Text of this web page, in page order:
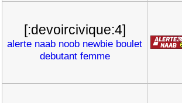
[:devoircivique:4]
alerte naab noob newbie boulet
debutant femme